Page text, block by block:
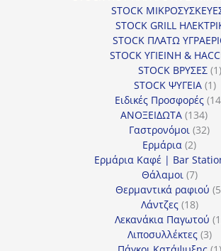
STOCK
STOCK GRILL
STOCK ΠΛΑΤΩ
STOCK ΥΓΙΕΙΝΗ &
STOCK ΒΡΥΣΕΣ 11
STOCK ΨΥΓΕΙΑ 11
Ειδικές Προσφορές 14
ΑΝΟΞΕΙΔΩΤΑ 134134
Γαστρονόμοι 3232
Ερμάρια 22
Ερμάρια Καφέ | Bar
Θάλαμοι 77
Θερμαντικά ραφιού 5
Λάντζες 1818
Λεκανάκια Παγωτού 1
Λιποσυλλέκτες 33
1